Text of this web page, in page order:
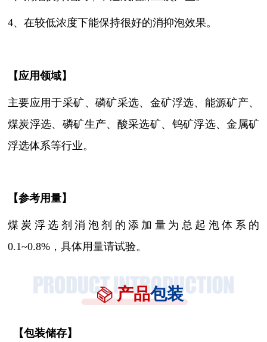
4、 在较低浓度下能保持很好的消抑泡效果。
【应用领域】
主要应用于采矿、磷矿采选、 金矿浮选、能源矿产、
煤炭浮选、磷矿生产、酸采选矿、钨矿浮选、金属矿
浮选体系等行业。
【参考用量】
煤炭浮选剂消泡剂 的添加量为总起泡体系的
0.1~0.8%，具体用量请试验。
产品包装
【包装储存】